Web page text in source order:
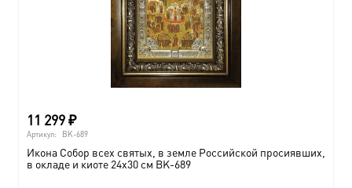
11 299₽
Артикул: BK-689
Икона Собор всех святых, в земле Российской просиявших,
в окладе и киоте 24х30 см BK-689